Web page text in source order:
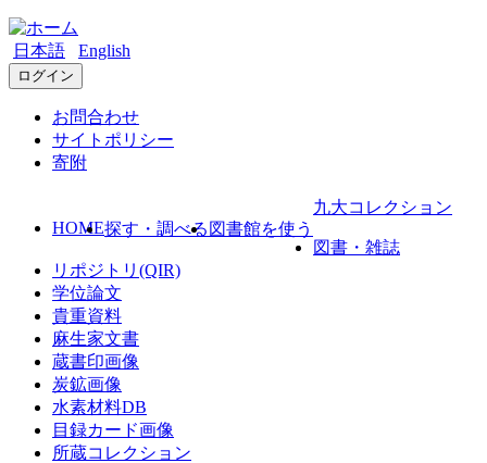
日本語 English
ログイン
お問合わせ
サイトポリシー
寄附
HOME探す・調べる 図書館を使う
九大コレクション
図書・雑誌
リポジトリ(QIR)
学位論文
貴重資料
麻生家文書
蔵書印画像
炭鉱画像
水素材料DB
目録カード画像
所蔵コレクション